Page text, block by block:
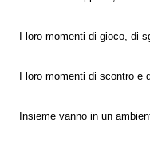
I loro momenti di gioco, di
I loro momenti di scontro e
Insieme vanno in un